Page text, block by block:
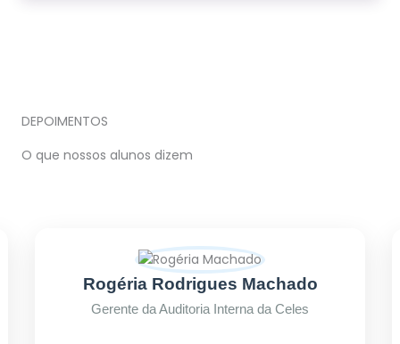
DEPOIMENTOS
O que nossos alunos dizem
Rogéria Rodrigues Machado
Gerente da Auditoria Interna da Celes